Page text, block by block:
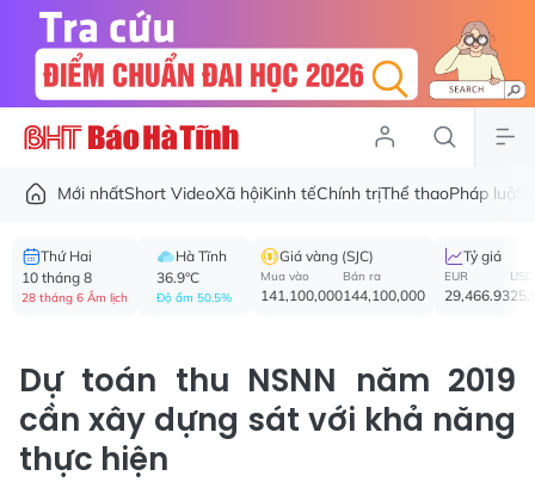
Mới nhấtShort VideoXã hộiKinh tếChính trịThể thaoPháp luật
Thứ Hai
10 tháng 8
28 tháng 6 Âm lịch
Hà Tĩnh
36.9°C
Độ ẩm 50.5%
Giá vàng (SJC)
Mua vào
141,100,000
Bán ra
144,100,000
Tỷ giá
EUR
29,466.93
USD
Dự toán thu NSNN năm 2019
cần xây dựng sát với khả năng
thực hiện